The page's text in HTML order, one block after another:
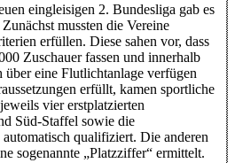
eingleisigen 2. Bundesliga gab es
mussten die Vereine
erfüllen. Diese sahen vor, dass
Zuschauer fassen und innerhalb
über eine Flutlichtanlage verfügen
erfüllt, kamen sportliche
vier erstplatzierten
Süd-Staffel sowie die
qualifiziert. Die anderen
sogenannte „Platzziffer“ ermittelt.